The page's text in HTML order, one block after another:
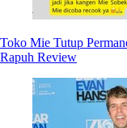
Toko Mie Tutup
Rapuh Review